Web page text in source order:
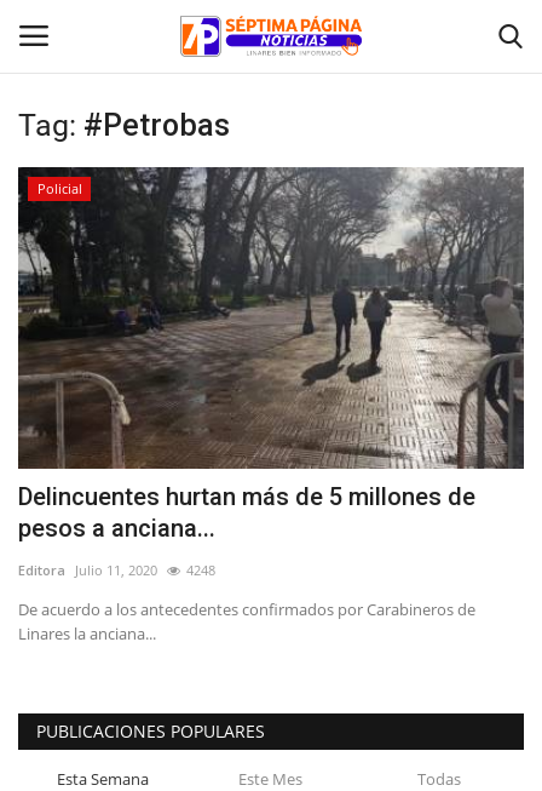
Inicio
Crónica
Policial
Tribunales
Política
Espectáculos
Tag: #Petrobas
Policial
Delincuentes hurtan más de 5 millones de
pesos a anciana...
Editora Julio 11, 2020 4248
De acuerdo a los antecedentes confirmados por Carabineros de
Linares la anciana...
PUBLICACIONES POPULARES
Esta Semana Este Mes Todas